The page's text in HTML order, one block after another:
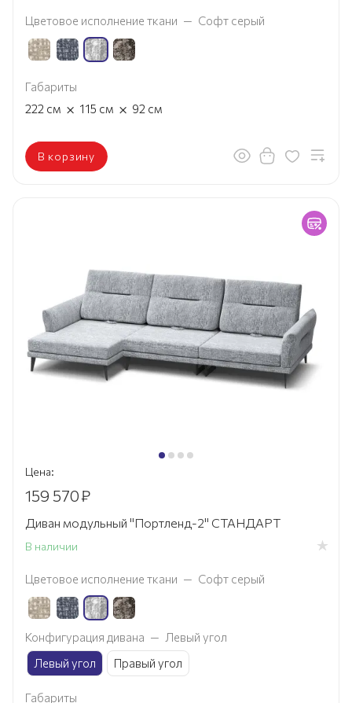
Цветовое исполнение ткани — Софт серый
Габариты
222 см × 115 см × 92 см
В корзину
Цена:
159 570₽
Диван модульный "Портленд-2" СТАНДАРТ
В наличии
Цветовое исполнение ткани — Софт серый
Конфигурация дивана — Левый угол
Левый угол
Правый угол
Габариты